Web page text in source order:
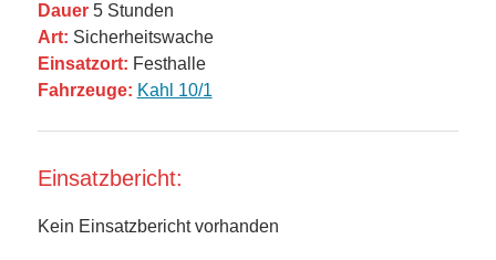
Dauer5 Stunden
Art: Sicherheitswache
Einsatzort: Festhalle
Fahrzeuge: Kahl 10/1
Einsatzbericht:
Kein Einsatzbericht vorhanden